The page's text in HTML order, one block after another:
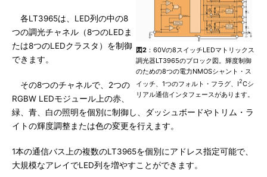
図2 ：60Vの8スイッチLEDマトリックス
調光器LT3965のブロック図。輝度制御
のための8つの電力NMOSシャント・ス
イッチ、1つのフォルト・フラグ、I2Cシ
リアル通信インタフェースがあります。
各LT3965は、LED列の中の8
つの調光チャネル（8つのLEDま
たは8つのLEDクラスタ）を制御
できます。
その8つのチャネルで、2つの
RGBW LEDモジュール上の赤、
緑、青、白の照明を個別に制御し、ダッシュボードやトリム・ラ
イトの輝度調整または色の変更を行えます。
1本の通信バス上の複数のLT3965を個別にアドレス指定可能で、
大規模なアレイでLED列を増やすことができます。